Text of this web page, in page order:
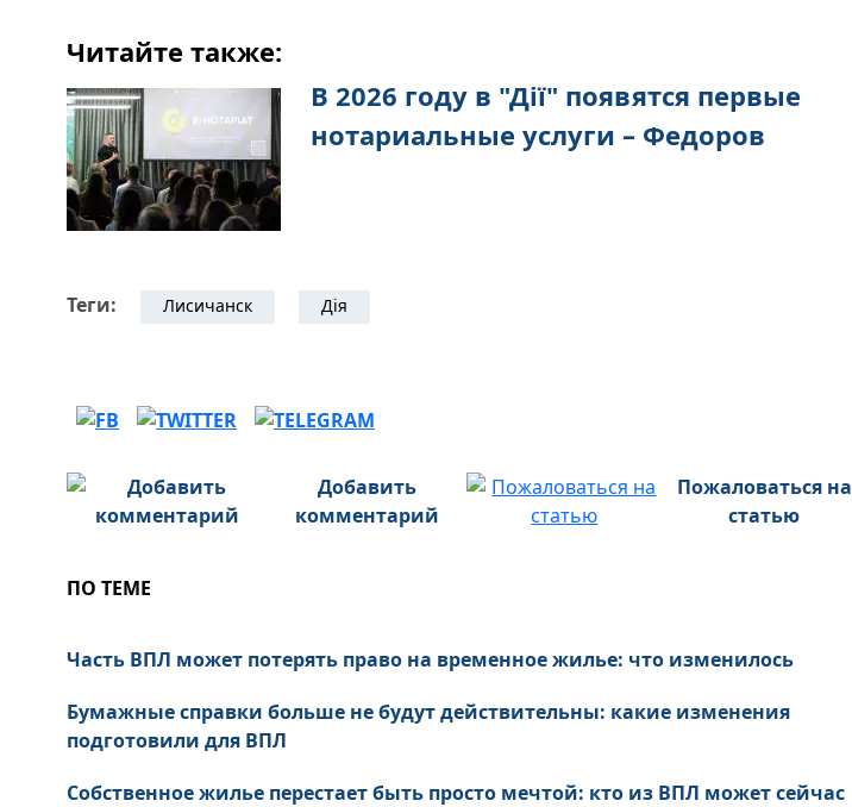
Читайте также:
В 2026 году в "Дії" появятся первые
нотариальные услуги – Федоров
Теги: Лисичанск Дія
Добавить
комментарий
Пожаловаться на
статью
ПО ТЕМЕ
Часть ВПЛ может потерять право на временное жилье: что изменилось
Бумажные справки больше не будут действительны: какие изменения
подготовили для ВПЛ
Собственное жилье перестает быть просто мечтой: кто из ВПЛ может сейчас